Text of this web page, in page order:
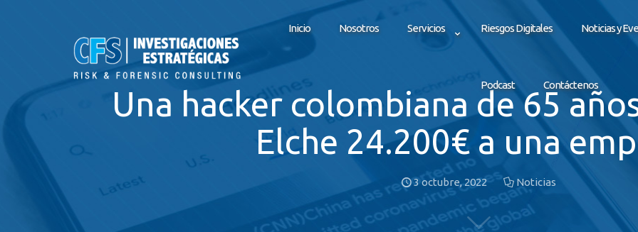
Inicio Nosotros Servicios Riesgos Digitales Noticias y
Podcast Contáctenos
Una hacker colombiana de 65
Elche 24.200€ a una
3 octubre, 2022 Noticias